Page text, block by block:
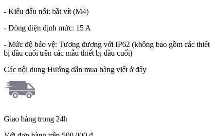
- Kiểu đấu nối: bắt vít (M4)
- Dòng điện định mức: 15 A
- Mức độ bảo vệ: Tương đương với IP62 (không bao gồm các thiết
bị đầu cuối trên các mẫu thiết bị đầu cuối)
Các nội dung Hướng dẫn mua hàng viết ở đây
Giao hàng trong 24h